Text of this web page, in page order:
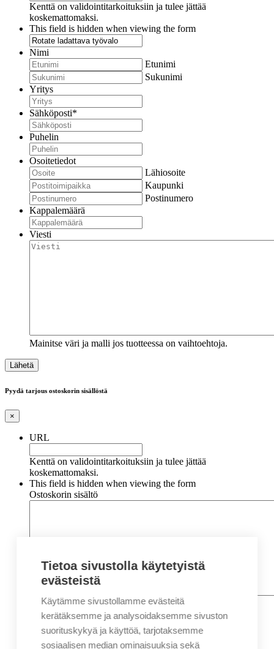
Kenttä on validointitarkoituksiin ja tulee jättää
koskemattomaksi.
This field is hidden when viewing the form
Nimi
Etunimi
Sukunimi
Yritys
Sähköposti*
Puhelin
Osoitetiedot
Lähiosoite
Kaupunki
Postinumero
Kappalemäärä
Viesti
Mainitse väri ja malli jos tuotteessa on vaihtoehtoja.
Pyydä tarjous ostoskorin sisällöstä
×
URL
Kenttä on validointitarkoituksiin ja tulee jättää
koskemattomaksi.
This field is hidden when viewing the form
Ostoskorin sisältö
Nimi*
Etunimi
Sukunimi
Tietoa sivustolla käytetyistä
evästeistä
Käytämme sivustollamme evästeitä
kerätäksemme ja analysoidaksemme sivuston
suorituskykyä ja käyttöä, tarjotaksemme
sosiaalisen median ominaisuuksia sekä